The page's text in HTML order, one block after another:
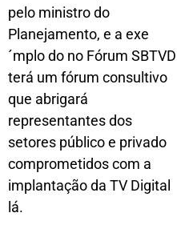
pelo ministro do
Planejamento, e a exe
´mplo do no Fórum SBTVD
terá um fórum consultivo
que abrigará
representantes dos
setores público e privado
comprometidos com a
implantação da TV Digital
lá.